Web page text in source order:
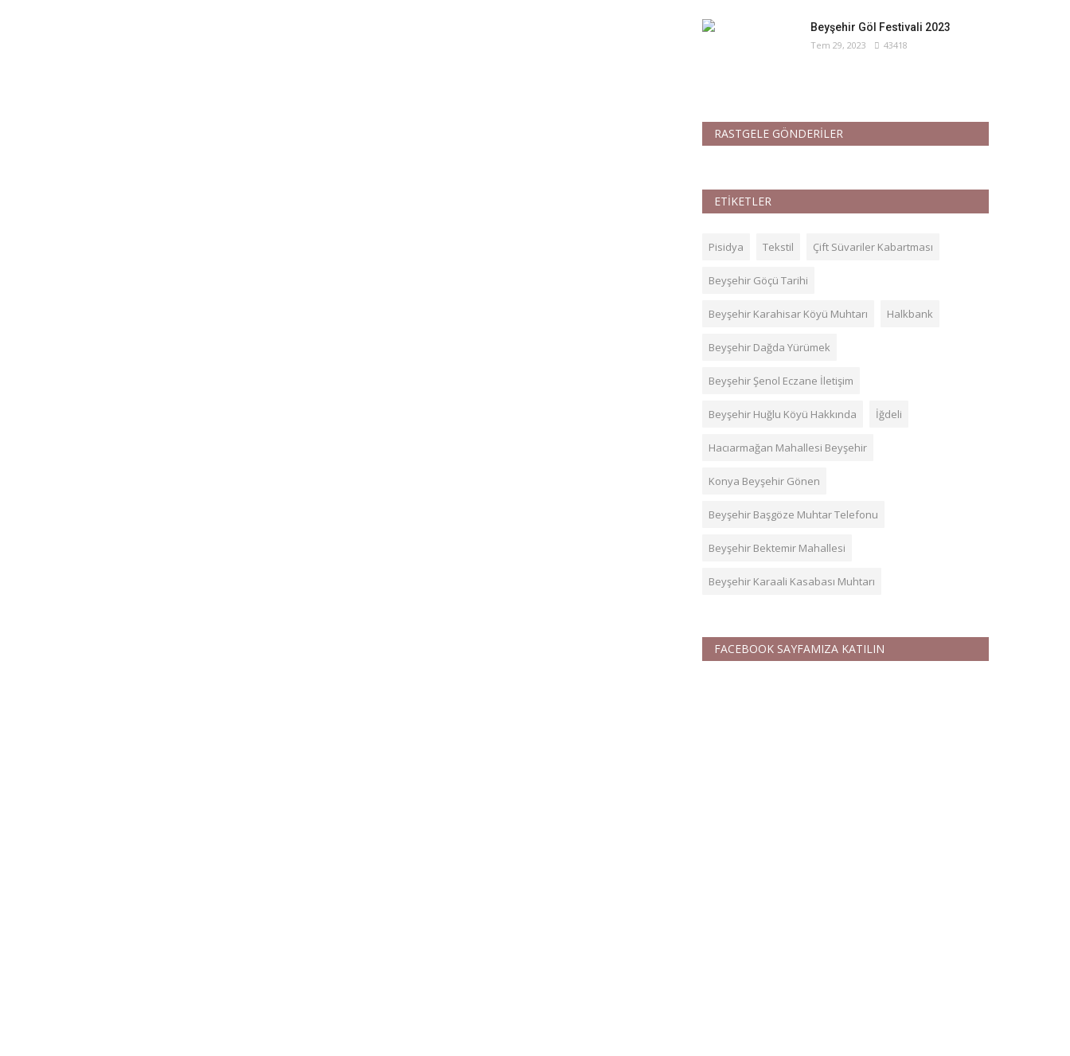
Beyşehir Göl Festivali 2023
Tem 29, 2023 43418
RASTGELE GÖNDERİLER
ETİKETLER
Pisidya Tekstil Çift Süvariler Kabartması
Beyşehir Göçü Tarihi
Beyşehir Karahisar Köyü Muhtarı Halkbank
Beyşehir Dağda Yürümek
Beyşehir Şenol Eczane İletişim
Beyşehir Huğlu Köyü Hakkında İğdeli
Hacıarmağan Mahallesi Beyşehir
Konya Beyşehir Gönen
Beyşehir Başgöze Muhtar Telefonu
Beyşehir Bektemir Mahallesi
Beyşehir Karaali Kasabası Muhtarı
FACEBOOK SAYFAMIZA KATILIN